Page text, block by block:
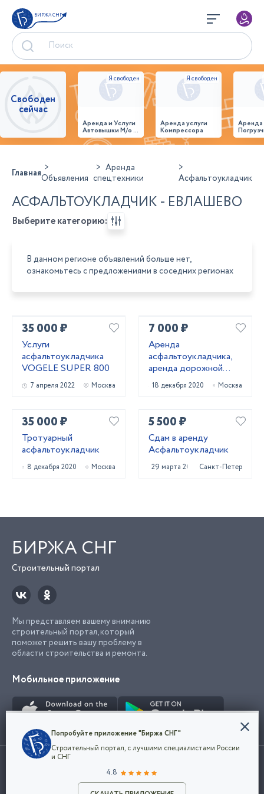
БИРЖА СНГ
Разместить объявление
Свободен
сейчас
Аренда и Услуги
Автовышки М/о г.
Домодедово
26,28,32 место
Аренда услуги
Компрессора
ГлавнаяОбъявления
Аренда
спецтехники
Асфальтоукладчик
АСФАЛЬТОУКЛАДЧИК - ЕВЛАШЕВО
Выберите категорию:
В данном регионе объявлений больше нет,
ознакомьтесь с предложениями в соседних регионах
35 000 ₽
Услуги
асфальтоукладчика
VOGELE SUPER 800
7 апреля 2022 Москва
7 000 ₽
Аренда
асфальтоукладчика,
аренда дорожной
техники
18 декабря 2020 Москва
35 000 ₽
Тротуарный
асфальтоукладчик
8 декабря 2020 Москва
5 500 ₽
Сдам в аренду
Асфальтоукладчик
29 марта 2023 Санкт-Петербург
БИРЖА СНГ
Строительный портал
Мы представляем вашему вниманию
строительный портал, который
поможет решить вашу проблему в
области строительства и ремонта.
Мобильное приложение
Использование сайта, в том числе подача объявлений, означает
марки представленные на сайте являются собственностью их
Конфиденциальность
Мы используем файлы cookie, чтобы сделать
наш сайт удобным для каждого
Политикой конфиденциальности компании
и принимаете условия использования cookie.
Попробуйте приложение "Биржа СНГ"
Строительный портал, с лучшими специалистами России
и СНГ
4.8